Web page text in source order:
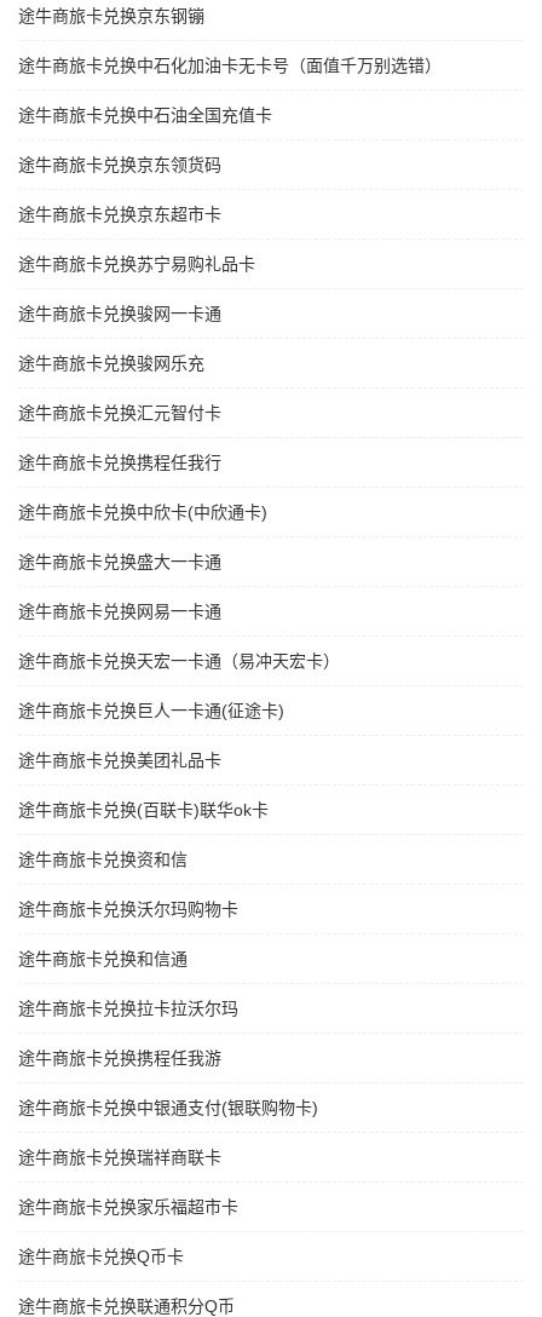
途牛商旅卡兑换京东钢镚
途牛商旅卡兑换中石化加油卡无卡号（面值千万别选错）
途牛商旅卡兑换中石油全国充值卡
途牛商旅卡兑换京东领货码
途牛商旅卡兑换京东超市卡
途牛商旅卡兑换苏宁易购礼品卡
途牛商旅卡兑换骏网一卡通
途牛商旅卡兑换骏网乐充
途牛商旅卡兑换汇元智付卡
途牛商旅卡兑换携程任我行
途牛商旅卡兑换中欣卡(中欣通卡)
途牛商旅卡兑换盛大一卡通
途牛商旅卡兑换网易一卡通
途牛商旅卡兑换天宏一卡通（易冲天宏卡）
途牛商旅卡兑换巨人一卡通(征途卡)
途牛商旅卡兑换美团礼品卡
途牛商旅卡兑换(百联卡)联华ok卡
途牛商旅卡兑换资和信
途牛商旅卡兑换沃尔玛购物卡
途牛商旅卡兑换和信通
途牛商旅卡兑换拉卡拉沃尔玛
途牛商旅卡兑换携程任我游
途牛商旅卡兑换中银通支付(银联购物卡)
途牛商旅卡兑换瑞祥商联卡
途牛商旅卡兑换家乐福超市卡
途牛商旅卡兑换Q币卡
途牛商旅卡兑换联通积分Q币